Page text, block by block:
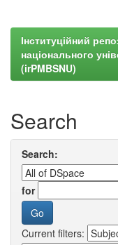
Інституційний
національного
(irPMBSNU)
Search
Search:
for
Current filters: